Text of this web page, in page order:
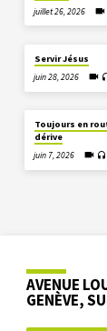
juillet 26, 2026
Servir Jésus
juin 28, 2026
Toujours en
dérive
juin 7, 2026
AVENUE
GENÈVE,